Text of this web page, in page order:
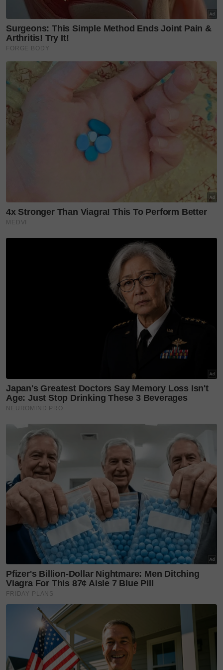
"Dia memandu kereta berasingan dan ada rakan
memaklumkan, keretanya diparkir agak jauh.
Rakannya juga tidak pasti kereta apa yang dipandu,"
menerusi grup WhatsApp
keluarga, Muhammad
Ammar menunjukkan status
'last seen' pada jam 5.16 petang
hari yang sama dan memandu
kereta dengan nombor
pendaftaran JDS 6702.
Artikel Berkaitan:
Tragis! Hilang di Johor,
mayat kanak-kanak ditemui
dalam belukar di Negeri
Sembilan – Ini kronologi
menyayat hati
Rakan-rakan cuba jejaki…'
Gagal kawal emosi, lelaki
hilang di hutan lepas terima
berita anak meninggal,
berikut kronologinya
Kronologi suami isteri & 4
anak hilang lepas bermalam
rumah adik, kereta ditemui
dalam sungai. 'Anak sulung
tak ikut, tinggal dengan
nenek'
Hilang lebih 31 jam cari
lembu, remaja ditemui
selepas laungan azan. '2
kolam terbiar di situ